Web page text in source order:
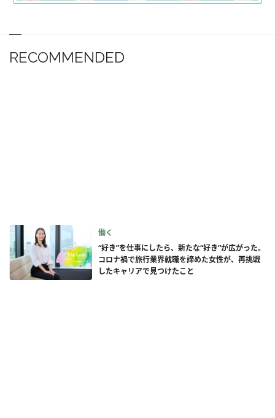
RECOMMENDED
働く
“好き”を仕事にしたら、新たな“好き”が広がった。
コロナ禍で旅行業界就職を諦めた女性が、再挑戦
したキャリアで見つけたこと